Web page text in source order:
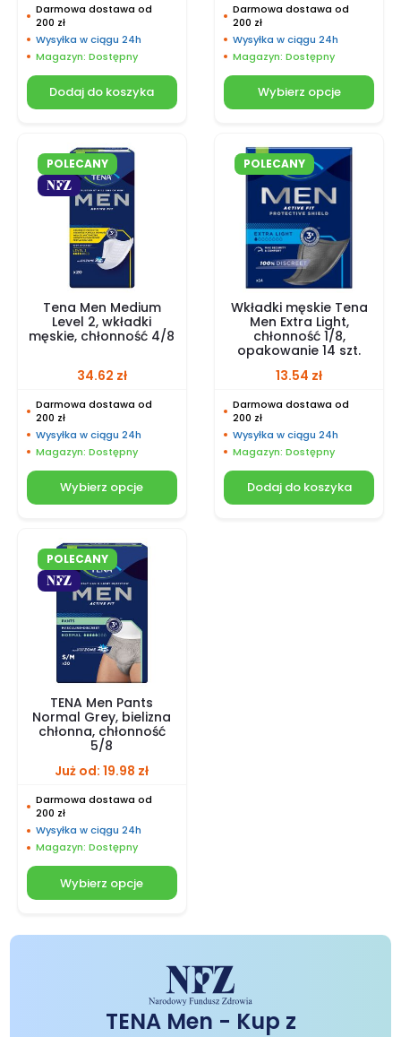
TENA Men - Kup z
Darmowa dostawa od
200 zł
Wysyłka w ciągu 24h
Magazyn: Dostępny
Dodaj do koszyka
Darmowa dostawa od
200 zł
Wysyłka w ciągu 24h
Magazyn: Dostępny
Wybierz opcje
POLECANY
Tena Men Medium
Level 2, wkładki
męskie, chłonność 4/8
34.62 zł
Darmowa dostawa od
200 zł
Wysyłka w ciągu 24h
Magazyn: Dostępny
Wybierz opcje
POLECANY
Wkładki męskie Tena
Men Extra Light,
chłonność 1/8,
opakowanie 14 szt.
13.54 zł
Darmowa dostawa od
200 zł
Wysyłka w ciągu 24h
Magazyn: Dostępny
Dodaj do koszyka
POLECANY
TENA Men Pants
Normal Grey, bielizna
chłonna, chłonność
5/8
Już od:19.98 zł
Darmowa dostawa od
200 zł
Wysyłka w ciągu 24h
Magazyn: Dostępny
Wybierz opcje